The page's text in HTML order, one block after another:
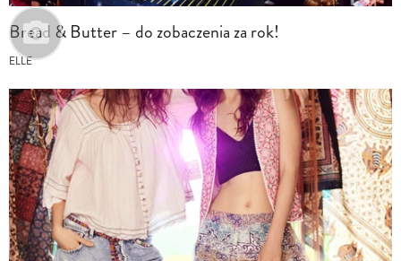
Bread & Butter – do zobaczenia za rok!
ELLE